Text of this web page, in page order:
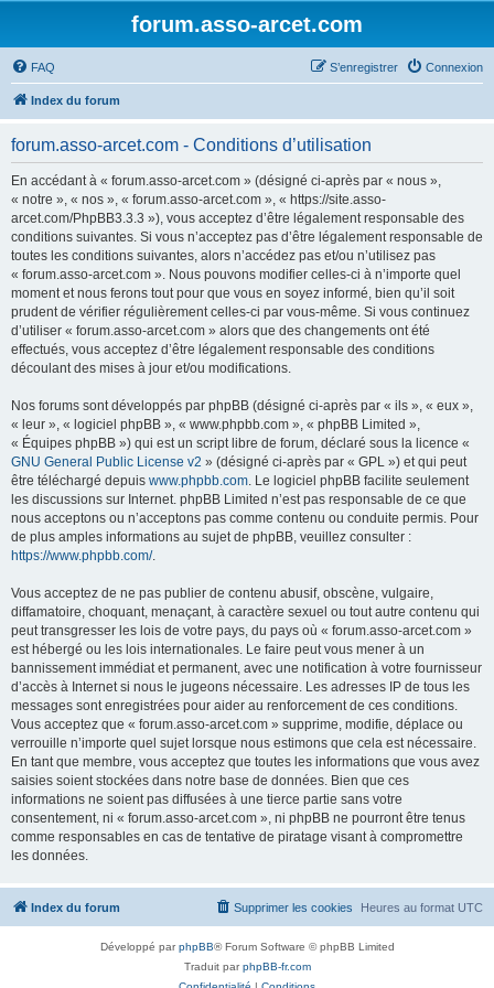
forum.asso-arcet.com
FAQ Connexion
S’enregistrer
Index du forum
forum.asso-arcet.com - Conditions d’utilisation
En accédant à « forum.asso-arcet.com » (désigné ci-après par « nous »,
« notre », « nos », « forum.asso-arcet.com », « https://site.asso-
arcet.com/PhpBB3.3.3 »), vous acceptez d’être légalement responsable des
conditions suivantes. Si vous n’acceptez pas d’être légalement responsable de
toutes les conditions suivantes, alors n’accédez pas et/ou n’utilisez pas
« forum.asso-arcet.com ». Nous pouvons modifier celles-ci à n’importe quel
moment et nous ferons tout pour que vous en soyez informé, bien qu’il soit
prudent de vérifier régulièrement celles-ci par vous-même. Si vous continuez
d’utiliser « forum.asso-arcet.com » alors que des changements ont été
effectués, vous acceptez d’être légalement responsable des conditions
découlant des mises à jour et/ou modifications.
Nos forums sont développés par phpBB (désigné ci-après par « ils », « eux »,
« leur », « logiciel phpBB », « www.phpbb.com », « phpBB Limited »,
« Équipes phpBB ») qui est un script libre de forum, déclaré sous la licence «
GNU General Public License v2 » (désigné ci-après par « GPL ») et qui peut
être téléchargé depuis www.phpbb.com. Le logiciel phpBB facilite seulement
les discussions sur Internet. phpBB Limited n’est pas responsable de ce que
nous acceptons ou n’acceptons pas comme contenu ou conduite permis. Pour
de plus amples informations au sujet de phpBB, veuillez consulter :
https://www.phpbb.com/.
Vous acceptez de ne pas publier de contenu abusif, obscène, vulgaire,
diffamatoire, choquant, menaçant, à caractère sexuel ou tout autre contenu qui
peut transgresser les lois de votre pays, du pays où « forum.asso-arcet.com »
est hébergé ou les lois internationales. Le faire peut vous mener à un
bannissement immédiat et permanent, avec une notification à votre fournisseur
d’accès à Internet si nous le jugeons nécessaire. Les adresses IP de tous les
messages sont enregistrées pour aider au renforcement de ces conditions.
Vous acceptez que « forum.asso-arcet.com » supprime, modifie, déplace ou
verrouille n’importe quel sujet lorsque nous estimons que cela est nécessaire.
En tant que membre, vous acceptez que toutes les informations que vous avez
saisies soient stockées dans notre base de données. Bien que ces
informations ne soient pas diffusées à une tierce partie sans votre
consentement, ni « forum.asso-arcet.com », ni phpBB ne pourront être tenus
comme responsables en cas de tentative de piratage visant à compromettre
les données.
Index du forum Heures au format UTC
Supprimer les cookies
Développé parphpBB® Forum Software © phpBB Limited
Traduit parphpBB-fr.com